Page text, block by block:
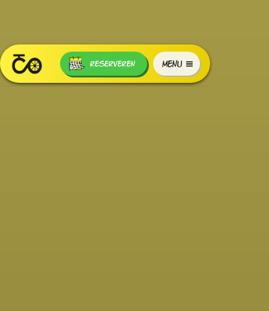
MENU
RESERVEREN